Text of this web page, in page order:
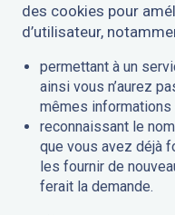
des cookies pour
d’utilisateur,
permettant à un
ainsi vous n’aurez
mêmes informations
reconnaissant le
que vous avez déjà
les fournir de
ferait la demande.